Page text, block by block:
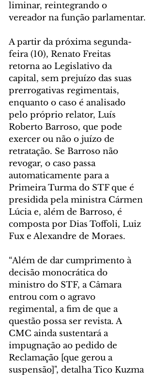
liminar, reintegrando o
vereador na função parlamentar.
A partir da próxima segunda-
feira (10), Renato Freitas
retorna ao Legislativo da
capital, sem prejuízo das suas
prerrogativas regimentais,
enquanto o caso é analisado
pelo próprio relator, Luís
Roberto Barroso, que pode
exercer ou não o juízo de
retratação. Se Barroso não
revogar, o caso passa
automaticamente para a
Primeira Turma do STF que é
presidida pela ministra Cármen
Lúcia e, além de Barroso, é
composta por Dias Toffoli, Luiz
Fux e Alexandre de Moraes.
“Além de dar cumprimento à
decisão monocrática do
ministro do STF, a Câmara
entrou com o agravo
regimental, a fim de que a
questão possa ser revista. A
CMC ainda sustentará a
impugnação ao pedido de
Reclamação [que gerou a
suspensão]", detalha Tico Kuzma